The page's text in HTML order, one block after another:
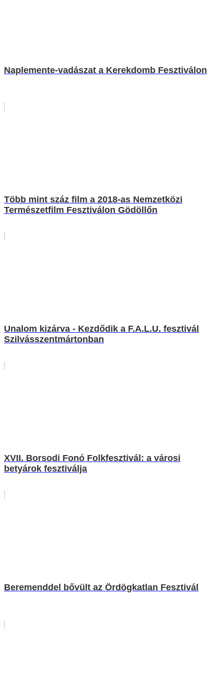
Naplemente-vadászat a Kerekdomb Fesztiválon
Több mint száz film a 2018-as Nemzetközi
Természetfilm Fesztiválon Gödöllőn
Unalom kizárva - Kezdődik a F.A.L.U. fesztivál
Szilvásszentmártonban
XVII. Borsodi Fonó Folkfesztivál: a városi
betyárok fesztiválja
Beremenddel bővült az Ördögkatlan Fesztivál